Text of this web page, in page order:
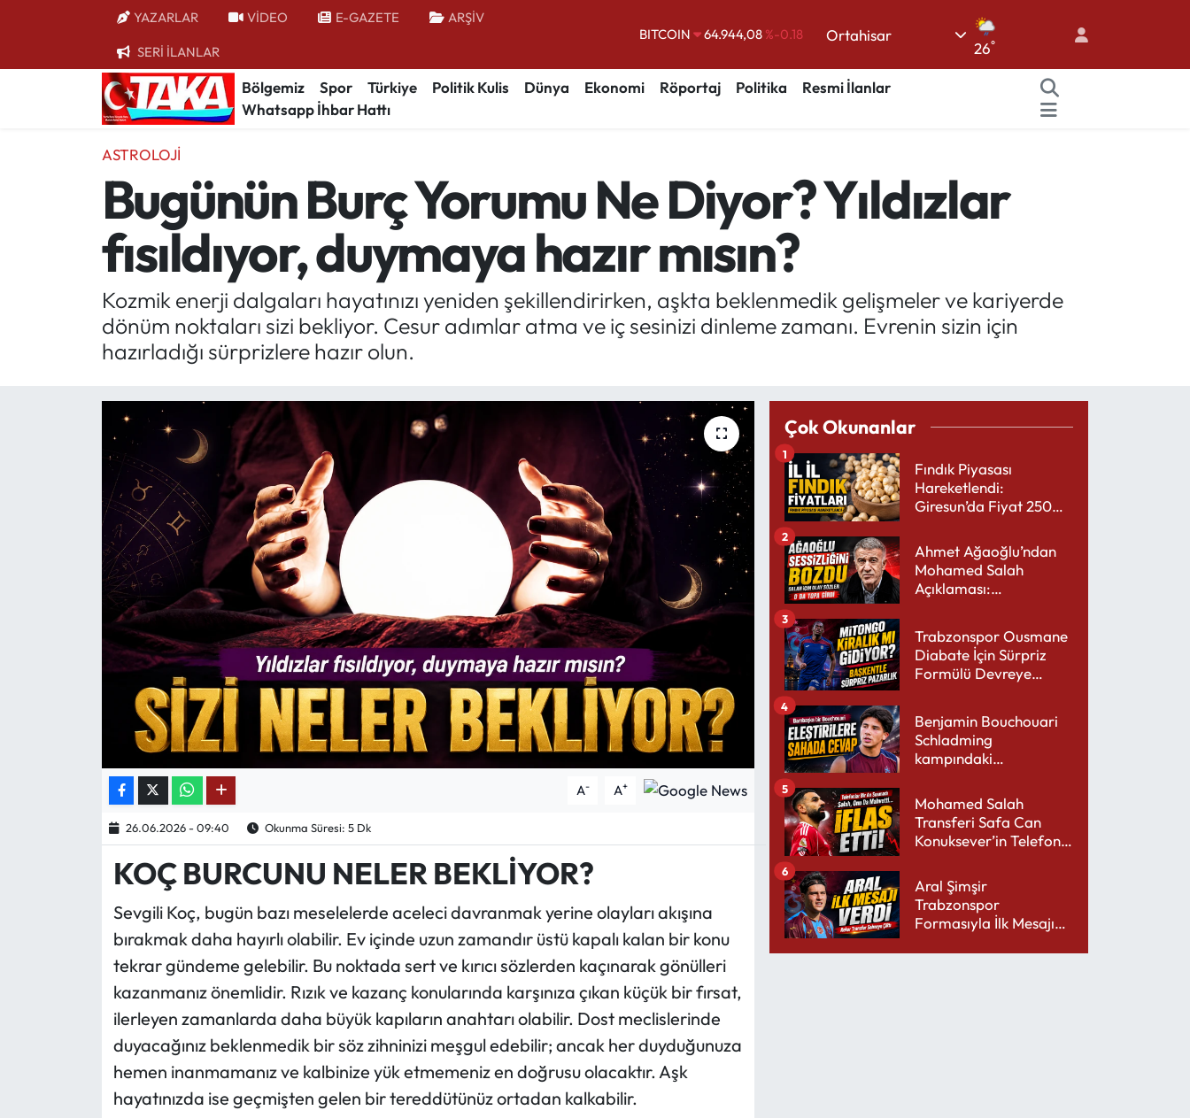
YAZARLAR VİDEO E-GAZETE ARŞİV
SERİ İLANLAR
EURO
55,2510%0.32
BİST100
%-14
Ortahisar
26°
Bölgemiz Spor Türkiye Politik Kulis Dünya Ekonomi Röportaj Politika
Resmi İlanlar
Whatsapp İhbar Hattı
ASTROLOJİ
Bugünün Burç Yorumu Ne Diyor? Yıldızlar
fısıldıyor, duymaya hazır mısın?
Kozmik enerji dalgaları hayatınızı yeniden şekillendirirken, aşkta beklenmedik gelişmeler ve kariyerde
dönüm noktaları sizi bekliyor. Cesur adımlar atma ve iç sesinizi dinleme zamanı. Evrenin sizin için
hazırladığı sürprizlere hazır olun.
A- A+
26.06.2026 - 09:40 Okunma Süresi: 5 Dk
KOÇ BURCUNU NELER BEKLİYOR?
Sevgili Koç, bugün bazı meselelerde aceleci davranmak yerine olayları akışına
bırakmak daha hayırlı olabilir. Ev içinde uzun zamandır üstü kapalı kalan bir konu
tekrar gündeme gelebilir. Bu noktada sert ve kırıcı sözlerden kaçınarak gönülleri
kazanmanız önemlidir. Rızık ve kazanç konularında karşınıza çıkan küçük bir fırsat,
ilerleyen zamanlarda daha büyük kapıların anahtarı olabilir. Dost meclislerinde
duyacağınız beklenmedik bir söz zihninizi meşgul edebilir; ancak her duyduğunuza
hemen inanmamanız ve kalbinize yük etmemeniz en doğrusu olacaktır. Aşk
hayatınızda ise geçmişten gelen bir tereddütünüz ortadan kalkabilir.
Çok Okunanlar
Fındık Piyasası
Hareketlendi:
Giresun’da Fiyat 250
1
Ahmet Ağaoğlu’ndan
Mohamed Salah
Açıklaması:
2
Trabzonspor Ousmane
Diabate İçin Sürpriz
Formülü Devreye
3
Benjamin Bouchouari
Schladming
kampındaki
4
Mohamed Salah
Transferi Safa Can
Konuksever’in Telefon
5
Aral Şimşir
Trabzonspor
Formasıyla İlk Mesajını
6
Bölgemiz
Kültür/Sanat
Politika
Politik Kulis
Mektup Galeri
Köşe Yazıları
Karikatür Galeri
Spor Yazıları
Mektup Galeri
Ekonomi
Trabzon Nöbetçi Eczaneler
Trabzon Hava Durumu
Trabzon Trafik Yoğunluk Haritası
Süper Lig Puan Durumu ve Fikstür
Tüm Manşetler
Son Dakika Haberleri
Haber Arşivi